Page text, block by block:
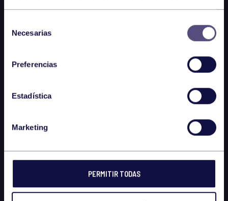
Necesarias
Preferencias
Estadística
Marketing
PERMITIR TODAS